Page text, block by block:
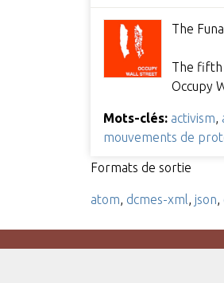
The
The fifth
Occupy
Mots-clés: activism
mouvements de
Formats de sortie
atom dcmes-xml json